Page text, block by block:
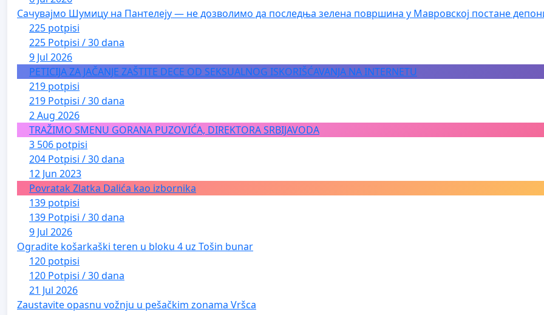
Сачувајмо Шумицу на Пантелеју — не дозволимо да последња зелена површина у Мавровској постане
225 potpisi
225 Potpisi / 30 dana
9 Jul 2026
PETICIJA ZA JAČANJE ZAŠTITE DECE OD SEKSUALNOG ISKORIŠĆAVANJA NA INTERNETU
219 potpisi
219 Potpisi / 30 dana
2 Aug 2026
TRAŽIMO SMENU GORANA PUZOVIĆA, DIREKTORA SRBIJAVODA
3 506 potpisi
204 Potpisi / 30 dana
12 Jun 2023
Povratak Zlatka Dalića kao izbornika
139 potpisi
139 Potpisi / 30 dana
9 Jul 2026
Ogradite košarkaški teren u bloku 4 uz Tošin bunar
120 potpisi
120 Potpisi / 30 dana
21 Jul 2026
Zaustavite opasnu vožnju u pešačkim zonama Vršca